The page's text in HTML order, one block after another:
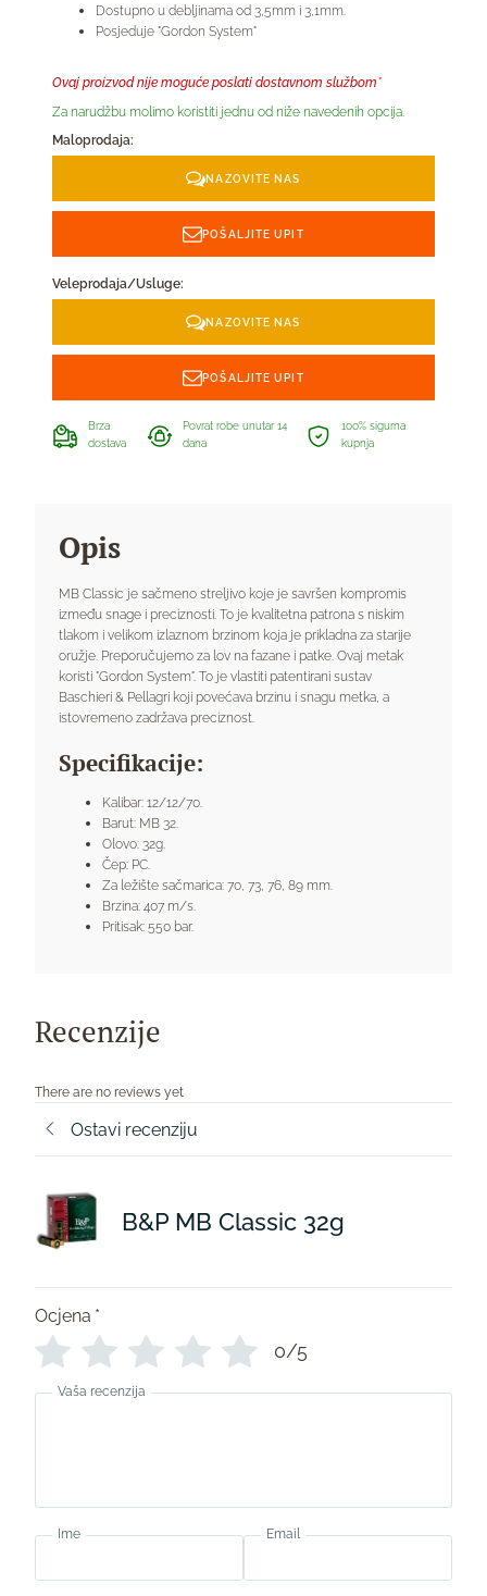
Dostupno u debljinama od 3,5mm i 3,1mm.
Posjeduje "Gordon System"
Ovaj proizvod nije moguće poslati dostavnom službom*
Za narudžbu molimo koristiti jednu od niže navedenih opcija.
Maloprodaja:
NAZOVITE NAS
POŠALJITE UPIT
Veleprodaja/Usluge:
NAZOVITE NAS
POŠALJITE UPIT
Brza
dostava
Povrat robe unutar 14
dana
100% sigurna
kupnja
Opis
MB Classic je sačmeno streljivo koje je savršen kompromis
između snage i preciznosti. To je kvalitetna patrona s niskim
tlakom i velikom izlaznom brzinom koja je prikladna za starije
oružje. Preporučujemo za lov na fazane i patke. Ovaj metak
koristi "Gordon System". To je vlastiti patentirani sustav
Baschieri & Pellagri koji povećava brzinu i snagu metka, a
istovremeno zadržava preciznost.
Specifikacije:
Kalibar: 12/12/70.
Barut: MB 32.
Olovo: 32g.
Čep: PC.
Za ležište sačmarica: 70, 73, 76, 89 mm.
Brzina: 407 m/s.
Pritisak: 550 bar.
Recenzije
There are no reviews yet
Ostavi recenziju
B&P MB Classic 32g
Ocjena *
0/5
Vaša recenzija
Ime Email